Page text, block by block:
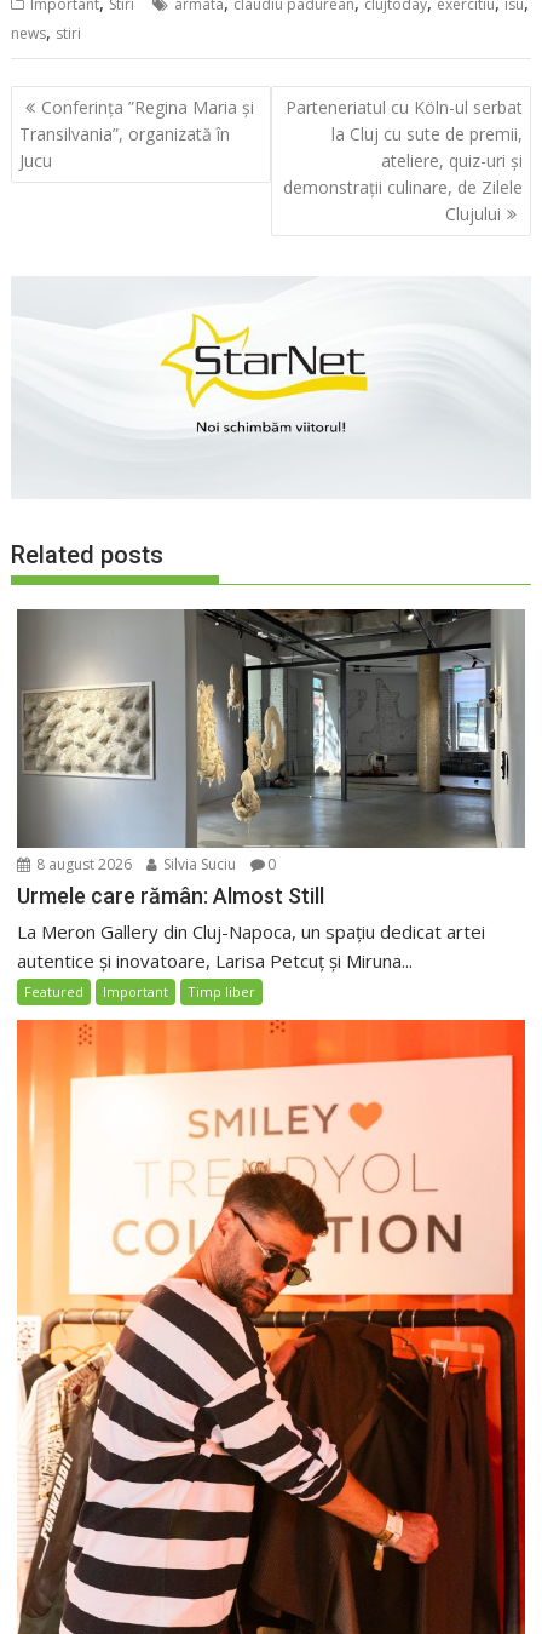
news, stiri
Navigare
în
articole
Conferința ”Regina Maria și
Transilvania”, organizată în
Jucu
Parteneriatul cu Köln-ul serbat
la Cluj cu sute de premii,
ateliere, quiz-uri și
demonstrații culinare, de Zilele
Clujului
Related posts
8 august 2026 Silvia Suciu 0
Urmele care rămân: Almost Still
La Meron Gallery din Cluj-Napoca, un spațiu dedicat artei
autentice și inovatoare, Larisa Petcuț și Miruna...
Featured Important Timp liber